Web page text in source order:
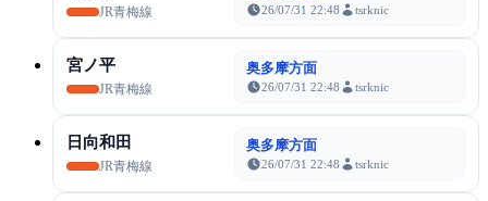
JR青梅線 26/07/31 22:48 tsrknic
宮ノ平
JR青梅線
奥多摩方面
26/07/31 22:48 tsrknic
日向和田
JR青梅線
奥多摩方面
26/07/31 22:48 tsrknic